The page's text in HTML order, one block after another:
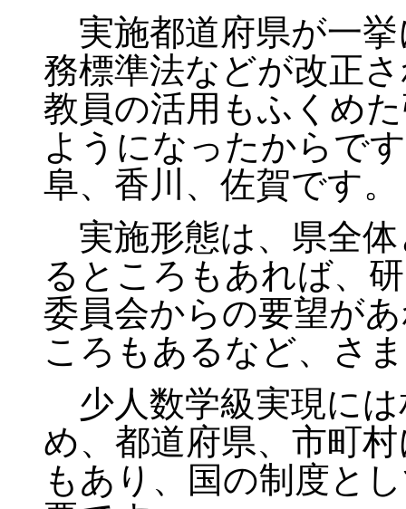
実施都道府県が一挙
務標準法などが改正
教員の活用もふくめ
ようになったからで
阜、香川、佐賀です。
実施形態は、県全体
るところもあれば、
委員会からの要望が
ころもあるなど、さ
少人数学級実現には
め、都道府県、市町
もあり、国の制度と